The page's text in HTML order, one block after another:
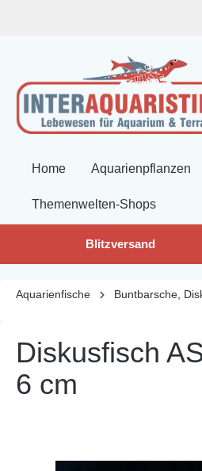
Home Aquarienpflanzen
Themenwelten-Shops
Blitzversand
Aquarienfische Buntbarsche,
Diskusfisch
6 cm